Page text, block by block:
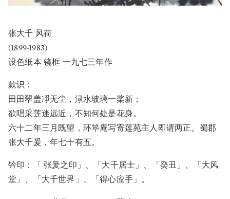
张大千 风荷
(1899-1983)
设色纸本 镜框 一九七三年作
款识：
田田翠盖凈无尘，渌水玻璃一桨新；
欲唱采莲迷远近，不知何处是花身。
六十二年三月既望，环筚庵写寄莲苑主人即请两正。蜀郡
张大千爰，年七十有五。
钤印：「 张爰之印」、「大千居士」、「癸丑」、「大风
堂」、「大千世界」、「得心应手」。